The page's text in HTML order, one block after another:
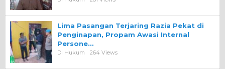
Lima Pasangan Terjaring Razia Pekat di
Penginapan, Propam Awasi Internal
Persone…
Di Hukum 264 Views